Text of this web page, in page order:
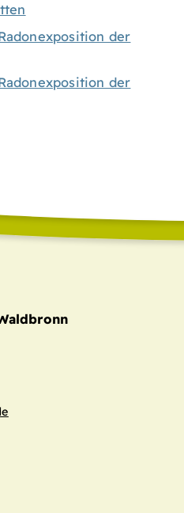
der
der